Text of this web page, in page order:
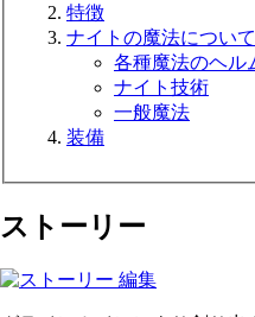
特徴
ナイトの魔法について
各種魔法のヘル
ナイト技術
一般魔法
装備
ストーリー